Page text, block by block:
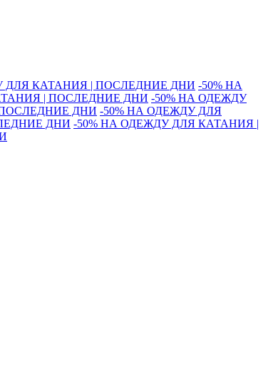
ДЛЯ КАТАНИЯ | ПОСЛЕДНИЕ ДНИ -50% НА
| ПОСЛЕДНИЕ ДНИ -50% НА ОДЕЖДУ
ДНИ -50% НА ОДЕЖДУ ДЛЯ
ДНИ -50% НА ОДЕЖДУ ДЛЯ КАТАНИЯ |